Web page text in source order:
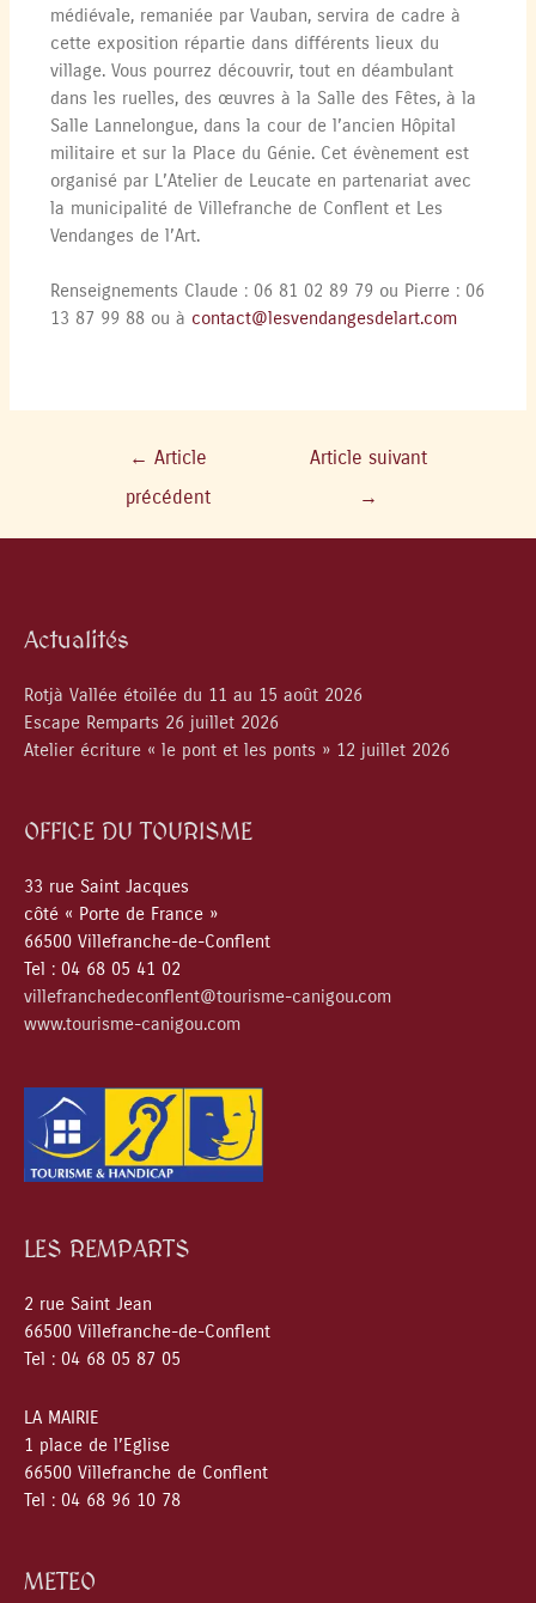
médiévale, remaniée par Vauban, servira de cadre à
cette exposition répartie dans différents lieux du
village. Vous pourrez découvrir, tout en déambulant
dans les ruelles, des œuvres à la Salle des Fêtes, à la
Salle Lannelongue, dans la cour de l’ancien Hôpital
militaire et sur la Place du Génie. Cet évènement est
organisé par L’Atelier de Leucate en partenariat avec
la municipalité de Villefranche de Conflent et Les
Vendanges de l’Art.
Renseignements Claude : 06 81 02 89 79 ou Pierre : 06
13 87 99 88 ou à contact@lesvendangesdelart.com
← Article
précédent
Article suivant
→
Actualités
Rotjà Vallée étoilée du 11 au 15 août 2026
Escape Remparts 26 juillet 2026
Atelier écriture « le pont et les ponts » 12 juillet 2026
OFFICE DU TOURISME
33 rue Saint Jacques
côté « Porte de France »
66500 Villefranche-de-Conflent
Tel : 04 68 05 41 02
villefranchedeconflent@tourisme-canigou.com
www.tourisme-canigou.com
LES REMPARTS
2 rue Saint Jean
66500 Villefranche-de-Conflent
Tel : 04 68 05 87 05
LA MAIRIE
1 place de l’Eglise
66500 Villefranche de Conflent
Tel : 04 68 96 10 78
METEO